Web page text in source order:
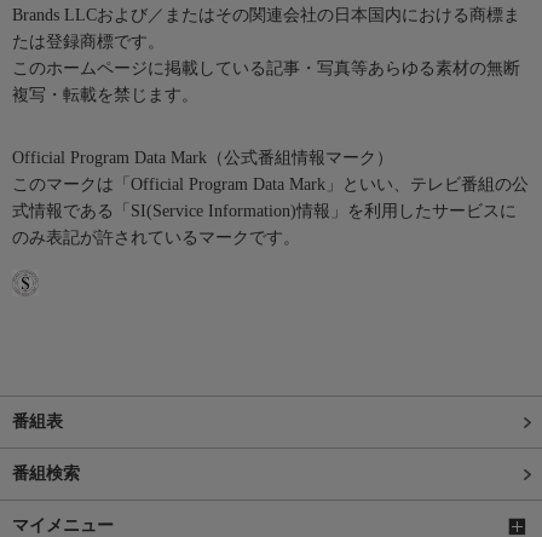
Brands LLCおよび／またはその関連会社の日本国内における商標ま
たは登録商標です。
このホームページに掲載している記事・写真等あらゆる素材の無断
複写・転載を禁じます。
Official Program Data Mark（公式番組情報マーク）
このマークは「Official Program Data Mark」といい、テレビ番組の公
式情報である「SI(Service Information)情報」を利用したサービスに
のみ表記が許されているマークです。
番組表
番組検索
マイメニュー